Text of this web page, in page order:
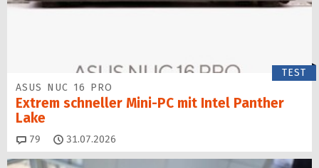
TEST
ASUS NUC 16 PRO
Extrem schneller Mini-PC mit Intel Panther
Lake
79 Kommentare
31.07.2026